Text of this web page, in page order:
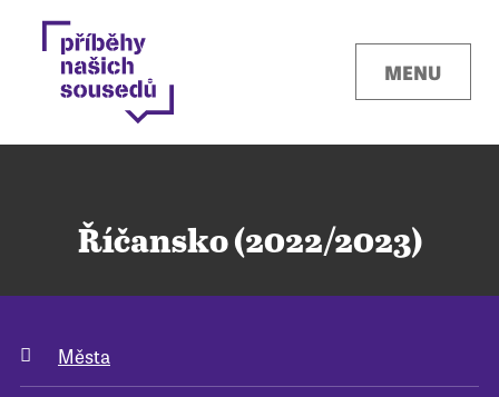
MENU
Kontakty
Místa
Říčansko (2022/2023)
Města